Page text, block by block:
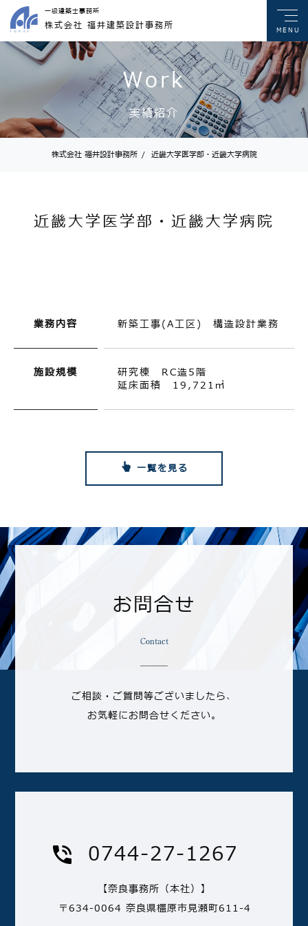
MENU
一級建築士事務所
株式会社 福井建築設計事務所
Work
実績紹介
株式会社 福井設計事務所 / 近畿大学医学部・近畿大学病院
近畿大学医学部・近畿大学病院
業務内容 新築工事(A工区) 構造設計業務
施設規模
研究棟 RC造5階
延床面積 19,721㎡
一覧を見る
お問合せ
Contact
ご相談・ご質問等ございましたら、
お気軽にお問合せください。
0744-27-1267
【奈良事務所（本社）】
〒634-0064 奈良県橿原市見瀬町611-4